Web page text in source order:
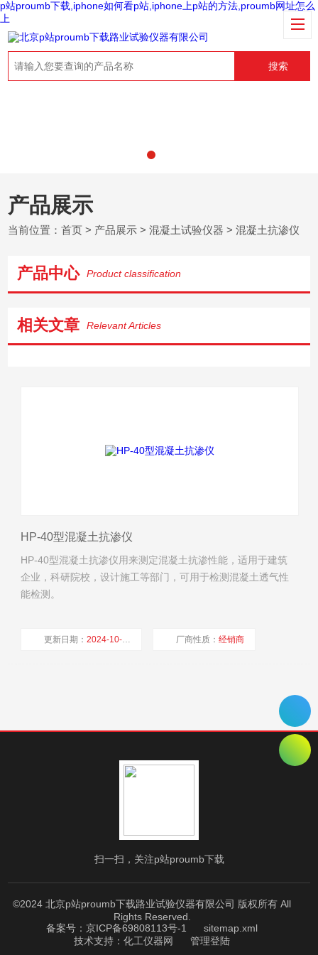
p站proumb下载,iphone如何看p站,iphone上p站的方法,proumb网址怎么
上
搜索
产品展示
当前位置：首页 > 产品展示 >混凝土试验仪器 >混凝土抗渗仪
产品中心 Product classification
相关文章 Relevant Articles
HP-40型混凝土抗渗仪
HP-40型混凝土抗渗仪用来测定混凝土抗渗性能，适用于建筑
企业，科研院校，设计施工等部门，可用于检测混凝土透气性
能检测。
更新日期：2024-10-25 厂商性质：经销商
扫一扫，关注p站proumb下载
©2024 北京p站proumb下载路业试验仪器有限公司 版权所有 All
Rights Reserved.
备案号：京ICP备69808113号-1
sitemap.xml
技术支持： 化工仪器网 管理登陆